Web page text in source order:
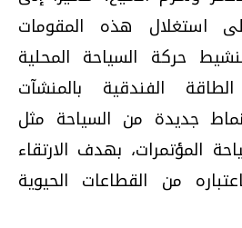
استغلال هذه المقومات
حركة السياحة المحلية
الطاقة الفندقية بالمنشآت
جديدة من السياحة مثل
المؤتمرات، بهدف الارتقاء
من القطاعات الحيوية